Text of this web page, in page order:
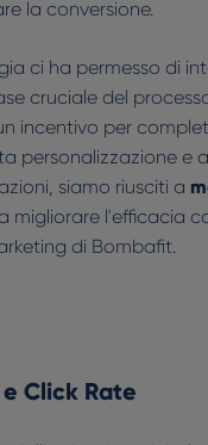
la conversione.
ci ha permesso di
cruciale del
incentivo per
personalizzazione e
siamo riusciti a
migliorare l'efficacia
di Bombafit.
e Click Rate